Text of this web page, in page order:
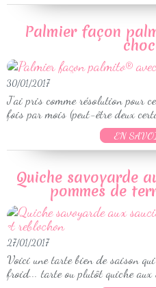
Palmier façon
30/01/2017
J'ai pris comme résolution pour
fois par mois (peut-être deux
EN
Quiche savoyarde
pommes de
27/01/2017
Voici une tarte bien de saison
froid... tarte ou plutôt quiche aux